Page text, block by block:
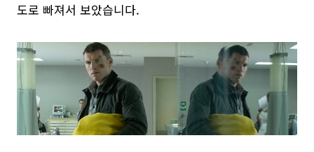
도로 빠져서 보았습니다.